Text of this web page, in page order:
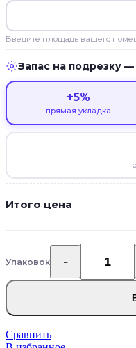
Введите площадь вашего
Запас на подрезку —
+5%
прямая укладка
Итого цена
УпаковокКоличество
товара
ламинат
Fine
Сравнить